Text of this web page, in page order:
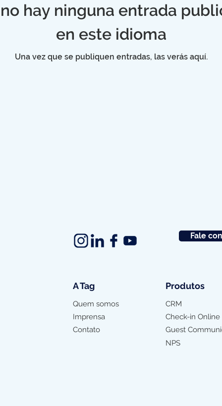
hay ninguna entrada
en este idioma
Una vez que se publiquen entradas, las verás aquí.
A Tag
Quem somos
Imprensa
Contato
Fale
Produtos
CRM
Check-in Online
Guest
NPS